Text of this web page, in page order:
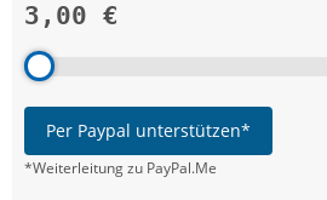
3,00 €
Per Paypal unterstützen*
*Weiterleitung zu PayPal.Me